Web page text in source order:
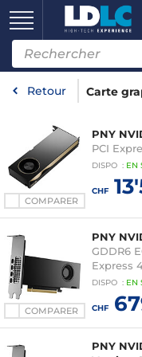
Retour Carte
COMPARER
PNY
PCI
DISPO : EN
CHF
COMPARER
PNY
GDDR6
Express
DISPO : EN
CHF
PNY